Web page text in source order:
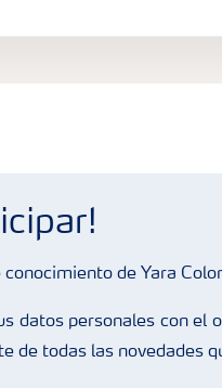
de Yara
datos personales con el
todas las novedades